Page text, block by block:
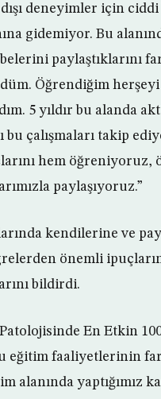
deneyimler için
gidemiyor. Bu
paylaştıklarını
Öğrendiğim
5 yıldır bu alanda
çalışmaları takip
hem öğreniyoruz,
paylaşıyoruz.”
kendilerine ve
önemli
bildirdi.
En Etkin
eğitim faaliyetlerinin
alanında yaptığımız